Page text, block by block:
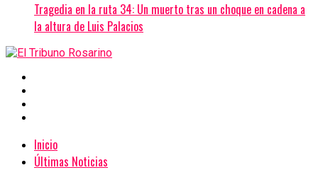
Tragedia en la ruta 34: Un muerto tras un choque en cadena a
la altura de Luis Palacios
Inicio
Últimas Noticias